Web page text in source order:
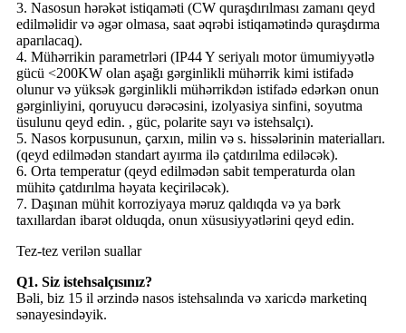
3. Nasosun hərəkət istiqaməti (CW quraşdırılması zamanı qeyd
edilməlidir və əgər olmasa, saat əqrəbi istiqamətində quraşdırma
aparılacaq).
4. Mühərrikin parametrləri (IP44 Y seriyalı motor ümumiyyətlə
gücü <200KW olan aşağı gərginlikli mühərrik kimi istifadə
olunur və yüksək gərginlikli mühərrikdən istifadə edərkən onun
gərginliyini, qoruyucu dərəcəsini, izolyasiya sinfini, soyutma
üsulunu qeyd edin. , güc, polarite sayı və istehsalçı).
5. Nasos korpusunun, çarxın, milin və s. hissələrinin materialları.
(qeyd edilmədən standart ayırma ilə çatdırılma ediləcək).
6. Orta temperatur (qeyd edilmədən sabit temperaturda olan
mühitə çatdırılma həyata keçiriləcək).
7. Daşınan mühit korroziyaya məruz qaldıqda və ya bərk
taxıllardan ibarət olduqda, onun xüsusiyyətlərini qeyd edin.
Tez-tez verilən suallar
Q1. Siz istehsalçısınız?
Bəli, biz 15 il ərzində nasos istehsalında və xaricdə marketinq
sənayesindəyik.